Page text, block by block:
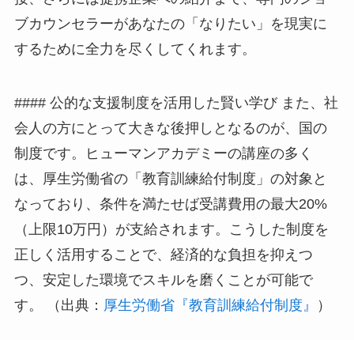
ブカウンセラーがあなたの「なりたい」を現実に
するために全力を尽くしてくれます。
#### 公的な支援制度を活用した賢い学び また、社
会人の方にとって大きな後押しとなるのが、国の
制度です。ヒューマンアカデミーの講座の多く
は、厚生労働省の「教育訓練給付制度」の対象と
なっており、条件を満たせば受講費用の最大20%
（上限10万円）が支給されます。こうした制度を
正しく活用することで、経済的な負担を抑えつ
つ、安定した環境でスキルを磨くことが可能で
す。 （出典： 厚生労働省『教育訓練給付制度』 ）